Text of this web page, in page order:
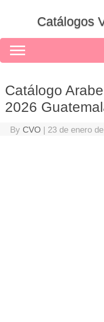
Catálogos
Catálogo
2026
By CVO | 23 de enero